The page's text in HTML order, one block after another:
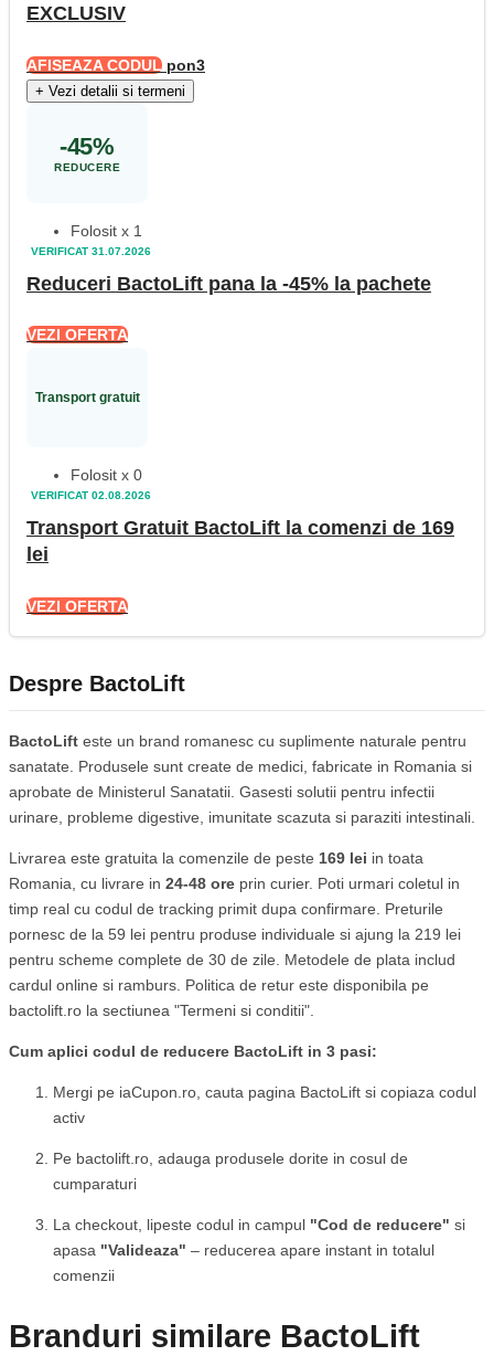
EXCLUSIV
AFISEAZA CODUL pon3
+ Vezi detalii si termeni
-45%
REDUCERE
VERIFICAT 31.07.2026
Folosit x 1
Reduceri BactoLift pana la -45% la pachete
VEZI OFERTA
Transport gratuit
VERIFICAT 02.08.2026
Folosit x 0
Transport Gratuit BactoLift la comenzi de 169
lei
VEZI OFERTA
Despre BactoLift
BactoLift este un brand romanesc cu suplimente naturale pentru
sanatate. Produsele sunt create de medici, fabricate in Romania si
aprobate de Ministerul Sanatatii. Gasesti solutii pentru infectii
urinare, probleme digestive, imunitate scazuta si paraziti intestinali.
Livrarea este gratuita la comenzile de peste 169 lei in toata
Romania, cu livrare in 24-48 ore prin curier. Poti urmari coletul in
timp real cu codul de tracking primit dupa confirmare. Preturile
pornesc de la 59 lei pentru produse individuale si ajung la 219 lei
pentru scheme complete de 30 de zile. Metodele de plata includ
cardul online si ramburs. Politica de retur este disponibila pe
bactolift.ro la sectiunea "Termeni si conditii".
Cum aplici codul de reducere BactoLift in 3 pasi:
Mergi pe iaCupon.ro, cauta pagina BactoLift si copiaza codul
activ
Pe bactolift.ro, adauga produsele dorite in cosul de
cumparaturi
La checkout, lipeste codul in campul "Cod de reducere" si
apasa "Valideaza" – reducerea apare instant in totalul
comenzii
Branduri similare BactoLift